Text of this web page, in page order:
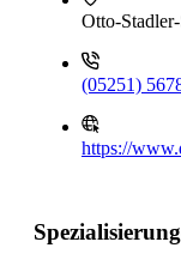
Otto-
(05251)
https://